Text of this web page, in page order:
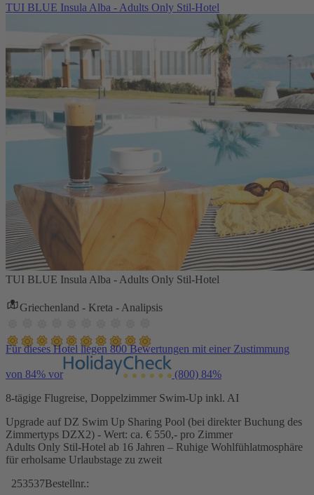
TUI BLUE Insula Alba - Adults Only Stil-Hotel
TUI BLUE Insula Alba - Adults Only Stil-Hotel
Griechenland - Kreta - Analipsis
Für dieses Hotel liegen 800 Bewertungen mit einer Zustimmung
von 84% vor (800) 84%
8-tägige Flugreise, Doppelzimmer Swim-Up inkl. AI
Upgrade auf DZ Swim Up Sharing Pool (bei direkter Buchung des
Zimmertyps DZX2) - Wert: ca. € 550,- pro Zimmer
Adults Only Stil-Hotel ab 16 Jahren – Ruhige Wohlfühlatmosphäre
für erholsame Urlaubstage zu zweit
253537Bestellnr.: